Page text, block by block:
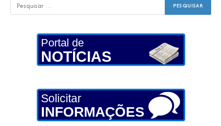
Portal de
NOTÍCIAS
Solicitar
INFORMAÇÕES